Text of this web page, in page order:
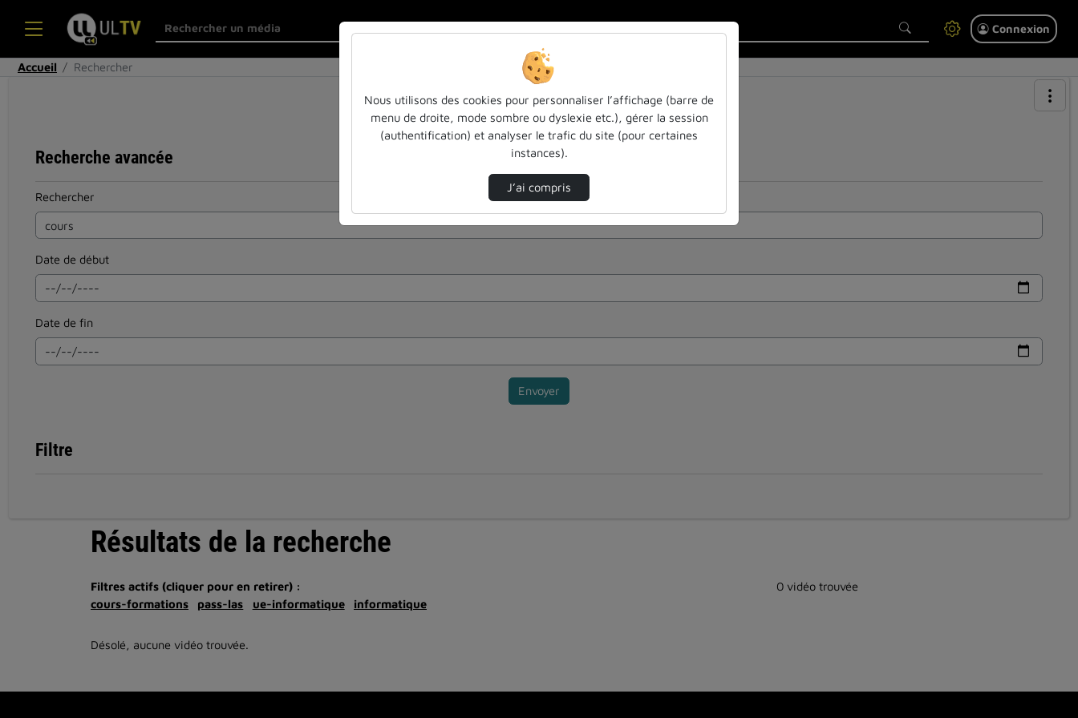
Connexion
Accueil Rechercher
Recherche avancée
Rechercher
Date de début
Date de fin
Envoyer
Filtre
Résultats de la recherche
Filtres actifs (cliquer pour en retirer) :
cours-formations
pass-las ue-informatique informatique
0 vidéo trouvée
Désolé, aucune vidéo trouvée.
Nous utilisons des cookies pour personnaliser l’affichage (barre de
menu de droite, mode sombre ou dyslexie etc.), gérer la session
(authentification) et analyser le trafic du site (pour certaines
instances).
J’ai compris